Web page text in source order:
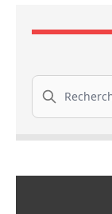
Recherche